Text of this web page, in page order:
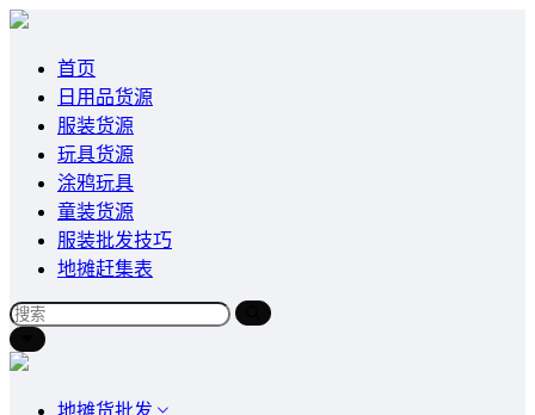
首页
日用品货源
服装货源
玩具货源
涂鸦玩具
童装货源
服装批发技巧
地摊赶集表
地摊货批发